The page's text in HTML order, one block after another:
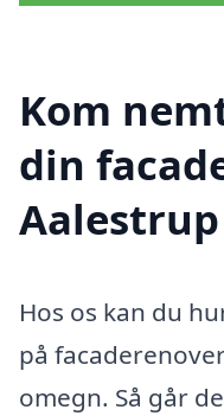
Kom
din
Aalestrup
Hos os kan du
på
omegn. Så går